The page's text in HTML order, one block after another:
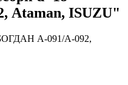
Ataman, ISUZU"
БОГДАН А-091/А-092,